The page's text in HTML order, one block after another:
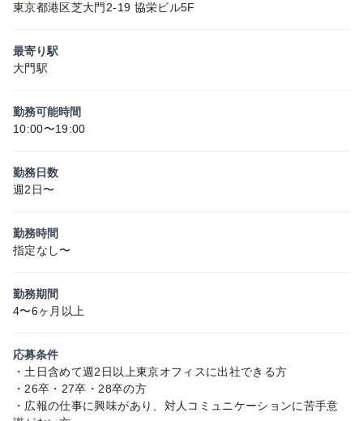
東京都港区芝大門2-19 協栄ビル5F
最寄り駅
大門駅
勤務可能時間
10:00〜19:00
勤務日数
週2日〜
勤務時間
指定なし〜
勤務期間
4〜6ヶ月以上
応募条件
・土日含めて週2日以上東京オフィスに出社できる方
・26卒・27卒・28卒の方
・広報の仕事に興味があり、対人コミュニケーションに苦手意